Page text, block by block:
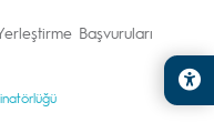
Başvuruları